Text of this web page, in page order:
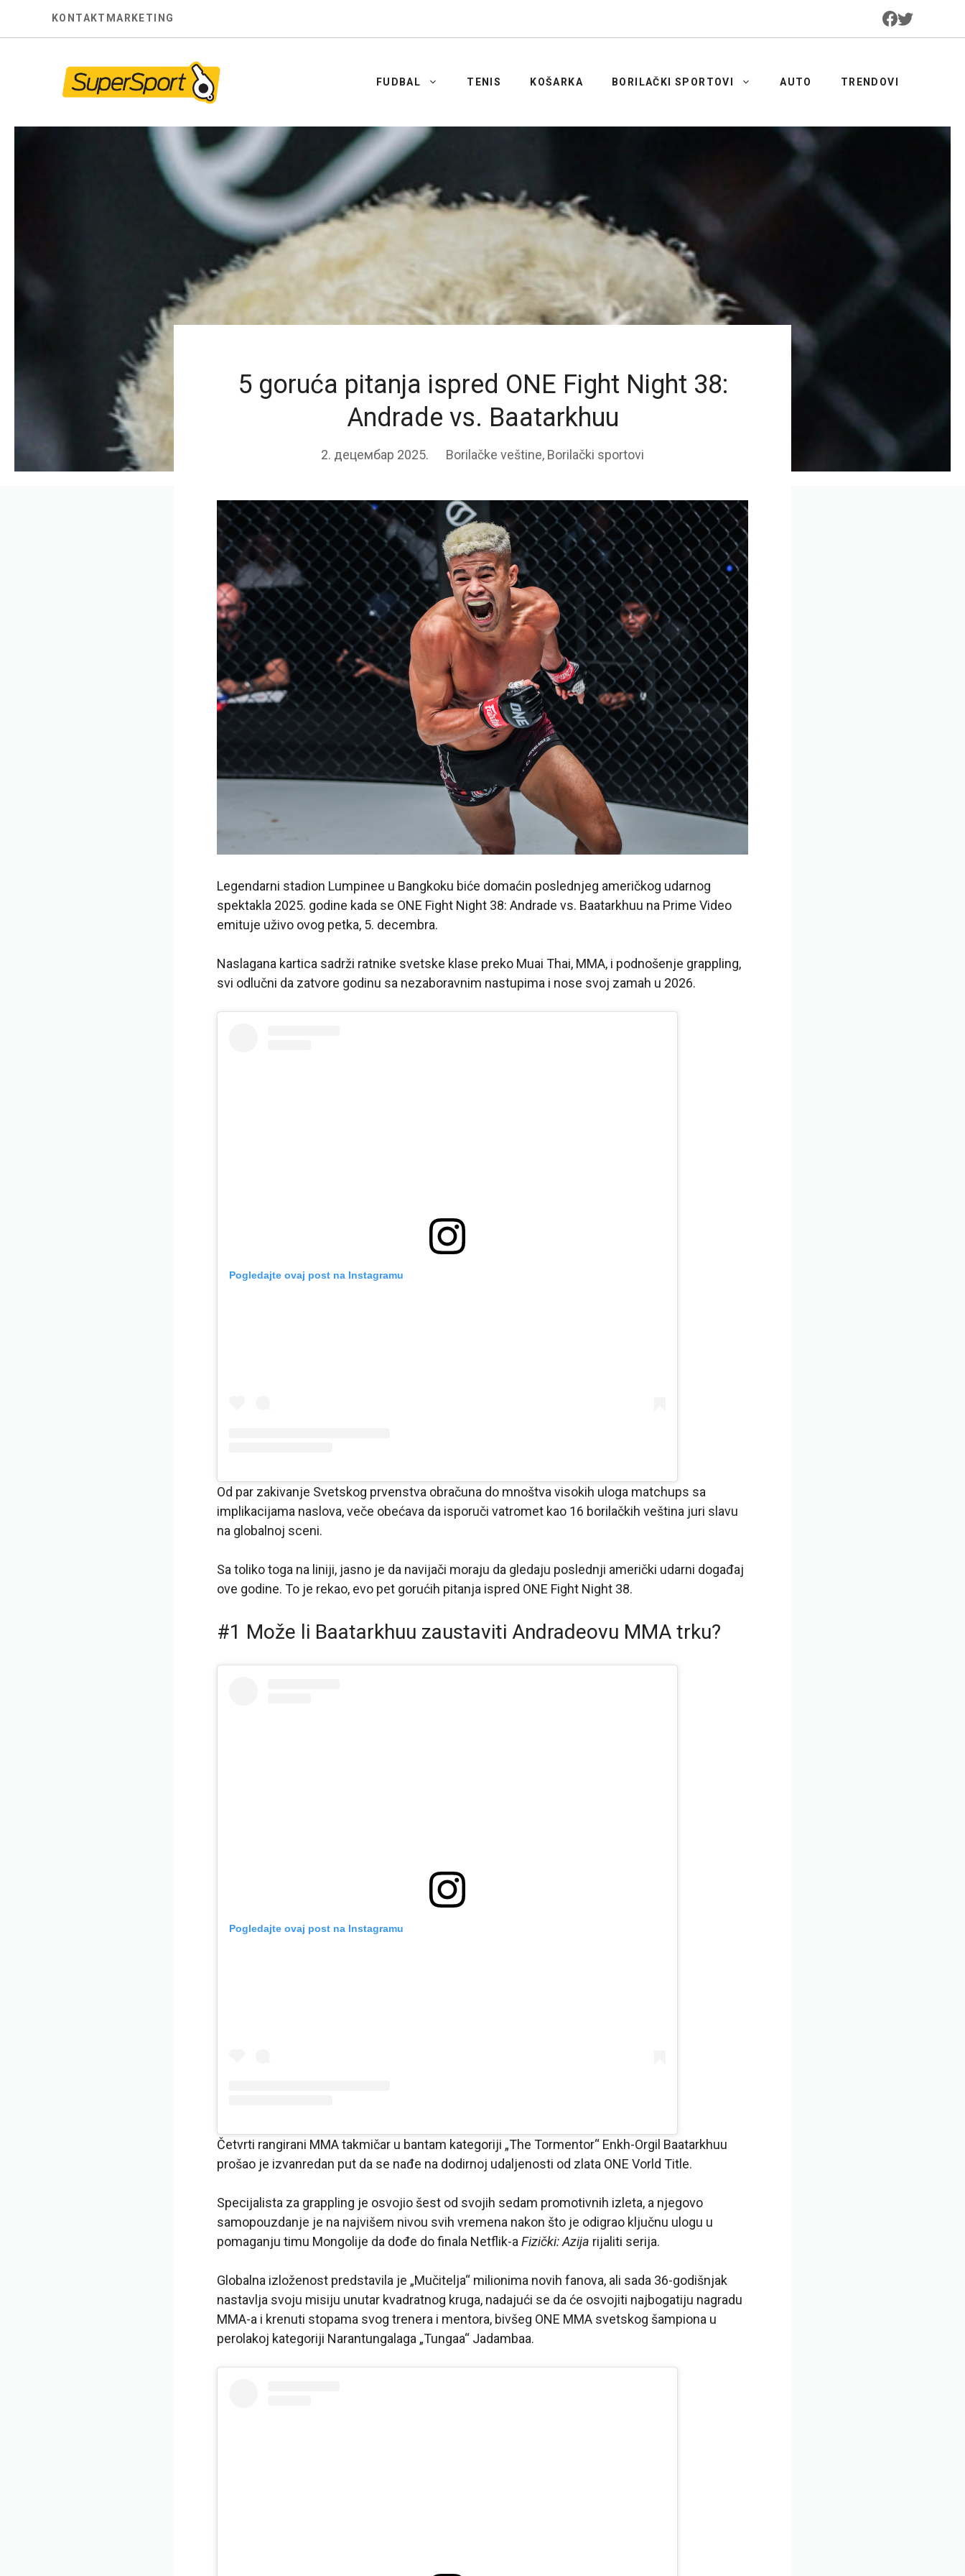
KONTAKT MARKETING
FUDBAL TENIS KOŠARKA BORILAČKI SPORTOVI AUTO TRENDOVI
5 goruća pitanja ispred ONE Fight Night 38:
Andrade vs. Baatarkhuu
2. децембар 2025. Borilačke veštine, Borilački sportovi
Legendarni stadion Lumpinee u Bangkoku biće domaćin poslednjeg američkog udarnog
spektakla 2025. godine kada se ONE Fight Night 38: Andrade vs. Baatarkhuu na Prime Video
emituje uživo ovog petka, 5. decembra.
Naslagana kartica sadrži ratnike svetske klase preko Muai Thai, MMA, i podnošenje grappling,
svi odlučni da zatvore godinu sa nezaboravnim nastupima i nose svoj zamah u 2026.
Pogledajte ovaj post na Instagramu
Od par zakivanje Svetskog prvenstva obračuna do mnoštva visokih uloga matchups sa
implikacijama naslova, veče obećava da isporuči vatromet kao 16 borilačkih veština juri slavu
na globalnoj sceni.
Sa toliko toga na liniji, jasno je da navijači moraju da gledaju poslednji američki udarni događaj
ove godine. To je rekao, evo pet gorućih pitanja ispred ONE Fight Night 38.
#1 Može li Baatarkhuu zaustaviti Andradeovu MMA trku?
Pogledajte ovaj post na Instagramu
Četvrti rangirani MMA takmičar u bantam kategoriji „The Tormentor“ Enkh-Orgil Baatarkhuu
prošao je izvanredan put da se nađe na dodirnoj udaljenosti od zlata ONE Vorld Title.
Specijalista za grappling je osvojio šest od svojih sedam promotivnih izleta, a njegovo
samopouzdanje je na najvišem nivou svih vremena nakon što je odigrao ključnu ulogu u
pomaganju timu Mongolije da dođe do finala Netflik-aFizički: Azija rijaliti serija.
Globalna izloženost predstavila je „Mučitelja“ milionima novih fanova, ali sada 36-godišnjak
nastavlja svoju misiju unutar kvadratnog kruga, nadajući se da će osvojiti najbogatiju nagradu
MMA-a i krenuti stopama svog trenera i mentora, bivšeg ONE MMA svetskog šampiona u
perolakoj kategoriji Narantungalaga „Tungaa“ Jadambaa.